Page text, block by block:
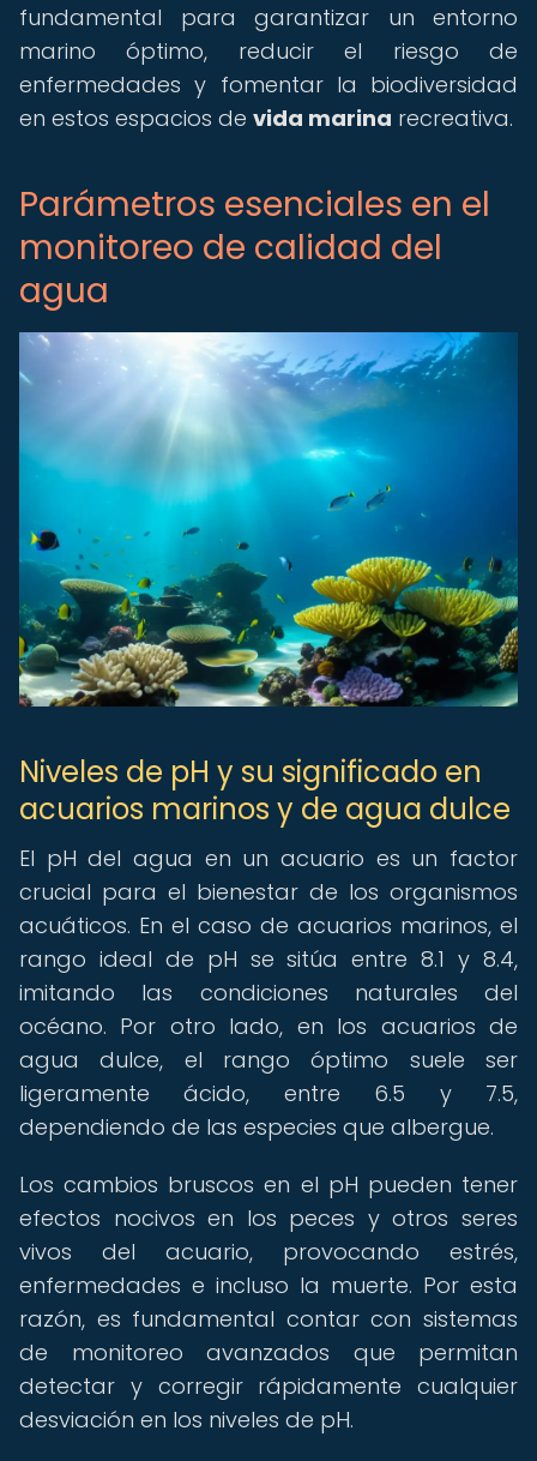
fundamental para garantizar un entorno
marino óptimo, reducir el riesgo de
enfermedades y fomentar la biodiversidad
en estos espacios de vida marina recreativa.
Parámetros esenciales en el
monitoreo de calidad del
agua
Niveles de pH y su significado en
acuarios marinos y de agua dulce
El pH del agua en un acuario es un factor
crucial para el bienestar de los organismos
acuáticos. En el caso de acuarios marinos, el
rango ideal de pH se sitúa entre 8.1 y 8.4,
imitando las condiciones naturales del
océano. Por otro lado, en los acuarios de
agua dulce, el rango óptimo suele ser
ligeramente ácido, entre 6.5 y 7.5,
dependiendo de las especies que albergue.
Los cambios bruscos en el pH pueden tener
efectos nocivos en los peces y otros seres
vivos del acuario, provocando estrés,
enfermedades e incluso la muerte. Por esta
razón, es fundamental contar con sistemas
de monitoreo avanzados que permitan
detectar y corregir rápidamente cualquier
desviación en los niveles de pH.